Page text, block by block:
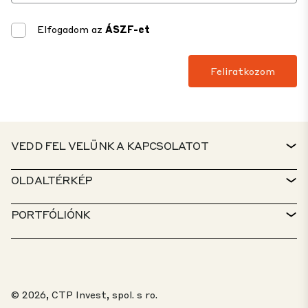
Elfogadom az ÁSZF-et
VEDD FEL VELÜNK A KAPCSOLATOT
KAPCSOLAT
ÜGYFÉLSZOLGÁLAT
PANASZBEJELENTÉSI PORTÁL
OLDALTÉRKÉP
INGATLANKERESŐ
FENNTARTHATÓSÁG
RÓLUNK
PORTFÓLIÓNK
TOP 20 PARK
© 2026, CTP Invest, spol. s ro.